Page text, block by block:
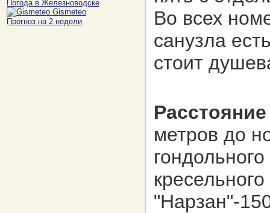
Погода в Железноводске
Gismeteo
Прогноз на 2 недели
Во всех
санузла
стоит
метров до
"Нарзан"-